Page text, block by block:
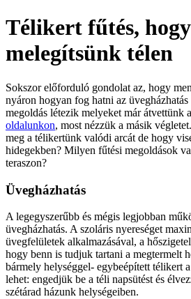
Télikert fűtés,
melegítsünk télen
Sokszor előforduló gondolat az, hogy
nyáron hogyan fog hatni az
megoldás létezik melyeket már átvettünk a
oldalunkon, most nézzük a másik
meg a télikertünk valódi arcát de hogy
hidegekben? Milyen fűtési megoldások
teraszon?
Üvegházhatás
A legegyszerűbb és mégis legjobban
üvegházhatás. A szoláris nyereséget
üvegfelületek alkalmazásával, a
hogy benn is tudjuk tartani a megtermelt
bármely helységgel- egybeépített télikert
lehet: engedjük be a téli napsütést és
szétárad házunk helységeiben.